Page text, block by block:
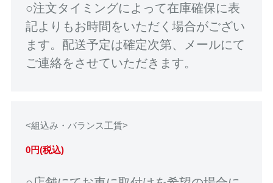
○注文タイミングによって在庫確保に表
記よりもお時間をいただく場合がござい
ます。配送予定は確定次第、メールにて
ご連絡をさせていただきます。
<組込み・バランス工賃>
0円(税込)